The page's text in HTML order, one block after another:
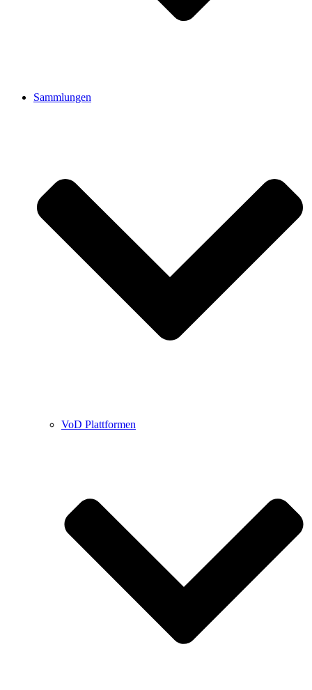
Sammlungen
VoD Plattformen